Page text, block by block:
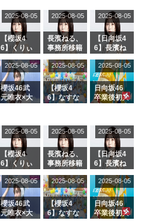
【櫻坂4
6】くりぃ
の2人を手
玉に取る大
沼晶保【く
りぃむナン
タラ】
2025-08-05
長濱ねる、
事務所移籍
属を発表
2025-08-05
【日向坂4
6】長濱ね
ら移籍しフ
ラーム所属
に。これで
事務所に所
属している
がこちら
2025-08-05
櫻坂46武
元唯衣×大
カップお姉
さんに恐怖
【くりぃむ
ナンタラ】
2025-08-05
【櫻坂4
6】なすな
2曲目っ
て...【ラヴ
ィット 東
京ドーム公
演】
2025-08-05
日向坂46
卒業後初共
師匠オード
リー若林さ
んと再会し
た結果･･･
【激レアさ
きた。】
2025-08-05
【櫻坂4
6】くりぃ
の2人を手
玉に取る大
沼晶保【く
りぃむナン
タラ】
2025-08-05
長濱ねる、
事務所移籍
属を発表
2025-08-05
【日向坂4
6】長濱ね
ら移籍しフ
ラーム所属
に。これで
事務所に所
属している
2025-08-05
櫻坂46武
元唯衣×大
2025-08-05
【櫻坂4
6】なすな
2025-08-05
日向坂46
卒業後初共
2025-08-05